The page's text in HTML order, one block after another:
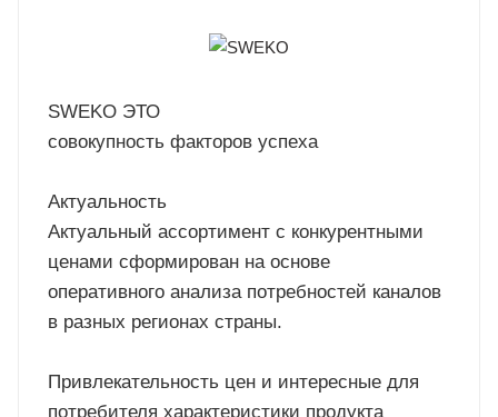
SWEKO ЭТО
совокупность факторов успеха
Актуальность
Актуальный ассортимент с конкурентными
ценами сформирован на основе
оперативного анализа потребностей каналов
в разных регионах страны.
Привлекательность цен и интересные для
потребителя характеристики продукта